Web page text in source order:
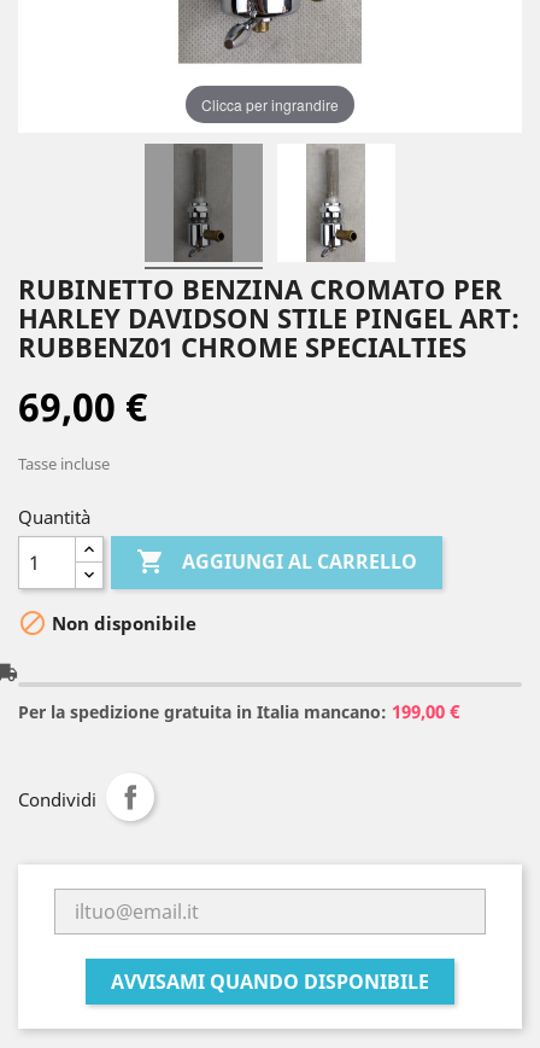
Clicca per ingrandire
RUBINETTO BENZINA CROMATO PER
HARLEY DAVIDSON STILE PINGEL ART:
RUBBENZ01 CHROME SPECIALTIES
69,00 €
Tasse incluse
Quantità
 AGGIUNGI AL CARRELLO
 Non disponibile
Per la spedizione gratuita in Italia mancano: 199,00 €
Condividi
AVVISAMI QUANDO DISPONIBILE